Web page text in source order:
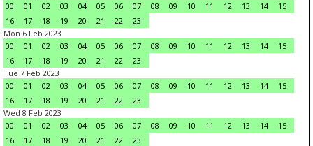
00
01 02 03 04 05 06 07 08 09 10 11 12 13 14
15
16
17 18 19 20 21 22
23
Mon 6 Feb 2023
00
01 02 03 04 05 06 07 08 09 10 11 12 13 14
15
16
17 18 19 20 21 22
23
Tue 7 Feb 2023
00
01 02 03 04 05 06 07 08 09 10 11 12 13 14
15
16
17 18 19 20 21 22
23
Wed 8 Feb 2023
00
01 02 03 04 05 06 07 08 09 10 11 12 13 14
15
16
17 18 19 20 21 22
23